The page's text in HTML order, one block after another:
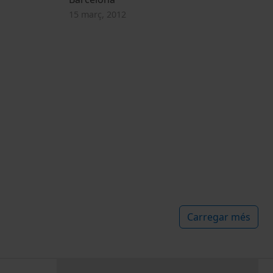
15 març, 2012
Carregar més